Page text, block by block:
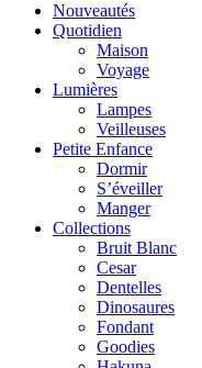
Nouveautés
Quotidien
Maison
Voyage
Lumières
Lampes
Veilleuses
Petite Enfance
Dormir
S’éveiller
Manger
Collections
Bruit Blanc
Cesar
Dentelles
Dinosaures
Fondant
Goodies